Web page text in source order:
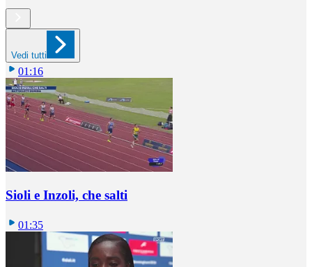
Vedi tutti
01:16
Sioli e Inzoli, che salti
01:35